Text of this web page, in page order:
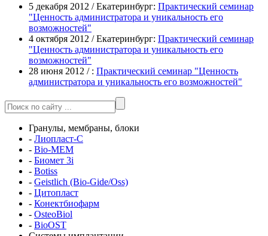
5 декабря 2012 / Екатеринбург: Практический семинар
"Ценность администратора и уникальность его
возможностей"
4 октября 2012 / Екатеринбург: Практический семинар
"Ценность администратора и уникальность его
возможностей"
28 июня 2012 / : Практический семинар "Ценность
администратора и уникальность его возможностей"
Гранулы, мембраны, блоки
- Лиопласт-С
- Bio-MEM
- Биомет 3i
- Botiss
- Geistlich (Bio-Gide/Oss)
- Цитопласт
- Конектбиофарм
- OsteoBiol
- BioOST